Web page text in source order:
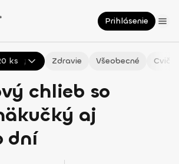
Prihlásenie
Zdravie Všeobecné
chlieb so
aj
dní
ks